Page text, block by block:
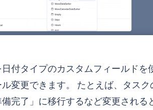
付タイプのカスタムフィールドを
変更できます。 たとえば、タスク
完了」に移行するなど変更される